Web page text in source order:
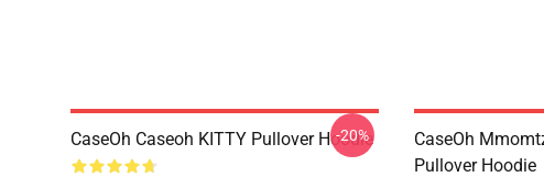
CaseOh Caseoh KITTY Pullover Hoodie
-20%
CaseOh
Pullover Hoodie